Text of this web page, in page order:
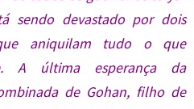
sendo devastado por dois
aniquilam tudo o que
A última esperança da
de Gohan, filho de